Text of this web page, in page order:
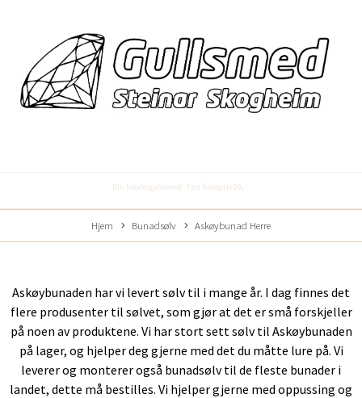
Din lokale gullsmed Fast fraktpris 99,-
Hjem Bunadsølv Askøybunad Herre
Askøybunaden har vi levert sølv til i mange år. I dag finnes det
flere produsenter til sølvet, som gjør at det er små forskjeller
på noen av produktene. Vi har stort sett sølv til Askøybunaden
på lager, og hjelper deg gjerne med det du måtte lure på. Vi
leverer og monterer også bunadsølv til de fleste bunader i
landet, dette må bestilles. Vi hjelper gjerne med oppussing og